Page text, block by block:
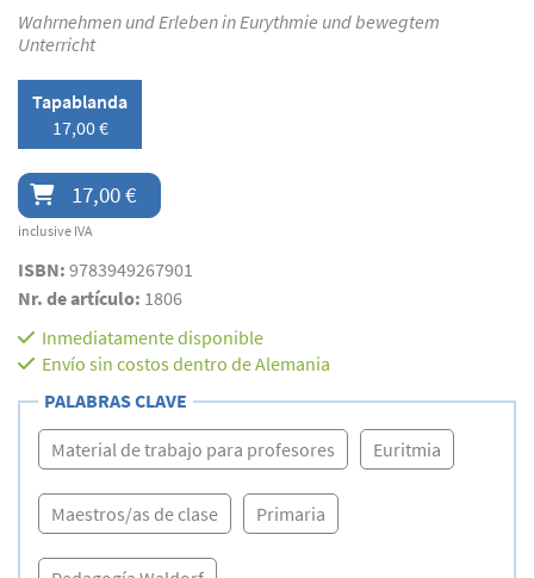
Wahrnehmen und Erleben in Eurythmie und bewegtem
Unterricht
Tapablanda
17,00 €
17,00 €
inclusive IVA
ISBN: 9783949267901
Nr. de artículo: 1806
Inmediatamente disponible
Envío sin costos dentro de Alemania
PALABRAS CLAVE
Material de trabajo para profesores Euritmia
Maestros/as de clase Primaria